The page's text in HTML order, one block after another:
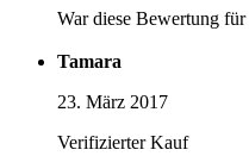
War diese Bewertung
Tamara
23. März 2017
Verifizierter Kauf